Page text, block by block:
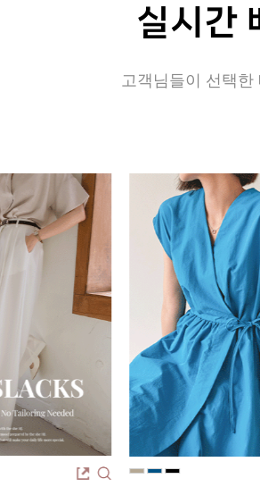
실시간
고객님들이 선택